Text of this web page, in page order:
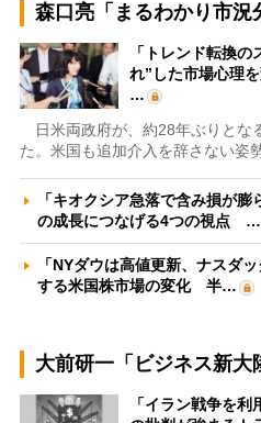
森口亮「まるわかり市況
「トレンド転換
れ”した市場心理
…
日米両政府が、約28年ぶりとな
た。米国も追加介入を辞さない姿
「キオクシア急落で含み損が
の成長につなげる4つの視点 …
「NYダウは高値更新、ナスダ
する米国株市場の変化 半…
大前研一「ビジネス新大
「イラン戦争を